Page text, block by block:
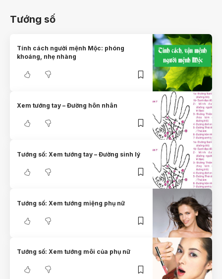
Tướng số
Tính cách người mệnh Mộc: phóng
khoáng, nhẹ nhàng
Xem tướng tay – Đường hôn nhân
Tướng số: Xem tướng tay – Đường sinh lý
Tướng số: Xem tướng miệng phụ nữ
Tướng số: Xem tướng môi của phụ nữ